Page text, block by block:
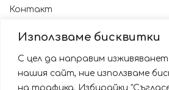
Използваме бисквитки
С цел да направим
нашия сайт, ние използваме
на трафика. Избирайки
Контакт